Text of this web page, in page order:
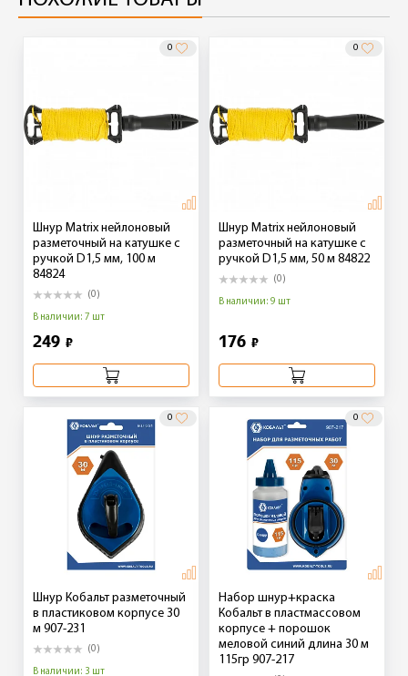
0
Шнур Matrix нейлоновый
разметочный на катушке c
ручкой D1,5 мм, 100 м
84824
(0)
В наличии: 7 шт
249 ₽
0
Шнур Matrix нейлоновый
разметочный на катушке c
ручкой D1,5 мм, 50 м 84822
(0)
В наличии: 9 шт
176 ₽
0
Шнур Кобальт разметочный
в пластиковом корпусе 30
м 907-231
(0)
В наличии: 3 шт
0
Набор шнур+краска
Кобальт в пластмассовом
корпусе + порошок
меловой синий длина 30 м
115гр 907-217